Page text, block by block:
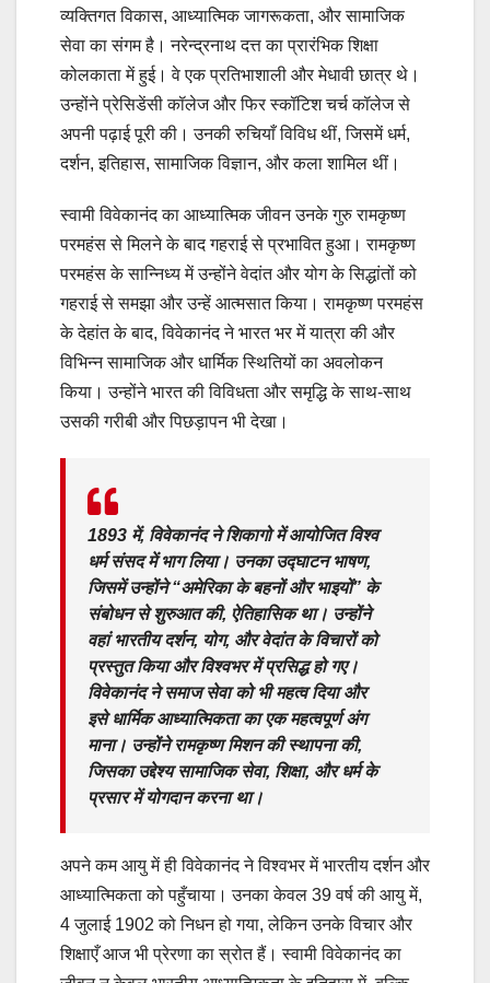
व्यक्तिगत विकास, आध्यात्मिक जागरूकता, और सामाजिक
सेवा का संगम है। नरेन्द्रनाथ दत्त का प्रारंभिक शिक्षा
कोलकाता में हुई। वे एक प्रतिभाशाली और मेधावी छात्र थे।
उन्होंने प्रेसिडेंसी कॉलेज और फिर स्कॉटिश चर्च कॉलेज से
अपनी पढ़ाई पूरी की। उनकी रुचियाँ विविध थीं, जिसमें धर्म,
दर्शन, इतिहास, सामाजिक विज्ञान, और कला शामिल थीं।
स्वामी विवेकानंद का आध्यात्मिक जीवन उनके गुरु रामकृष्ण
परमहंस से मिलने के बाद गहराई से प्रभावित हुआ। रामकृष्ण
परमहंस के सान्निध्य में उन्होंने वेदांत और योग के सिद्धांतों को
गहराई से समझा और उन्हें आत्मसात किया। रामकृष्ण परमहंस
के देहांत के बाद, विवेकानंद ने भारत भर में यात्रा की और
विभिन्न सामाजिक और धार्मिक स्थितियों का अवलोकन
किया। उन्होंने भारत की विविधता और समृद्धि के साथ-साथ
उसकी गरीबी और पिछड़ापन भी देखा।
1893 में, विवेकानंद ने शिकागो में आयोजित विश्व
धर्म संसद में भाग लिया। उनका उद्घाटन भाषण,
जिसमें उन्होंने “अमेरिका के बहनों और भाइयों” के
संबोधन से शुरुआत की, ऐतिहासिक था। उन्होंने
वहां भारतीय दर्शन, योग, और वेदांत के विचारों को
प्रस्तुत किया और विश्वभर में प्रसिद्ध हो गए।
विवेकानंद ने समाज सेवा को भी महत्व दिया और
इसे धार्मिक आध्यात्मिकता का एक महत्वपूर्ण अंग
माना। उन्होंने रामकृष्ण मिशन की स्थापना की,
जिसका उद्देश्य सामाजिक सेवा, शिक्षा, और धर्म के
प्रसार में योगदान करना था।
अपने कम आयु में ही विवेकानंद ने विश्वभर में भारतीय दर्शन और
आध्यात्मिकता को पहुँचाया। उनका केवल 39 वर्ष की आयु में,
4 जुलाई 1902 को निधन हो गया, लेकिन उनके विचार और
शिक्षाएँ आज भी प्रेरणा का स्रोत हैं। स्वामी विवेकानंद का